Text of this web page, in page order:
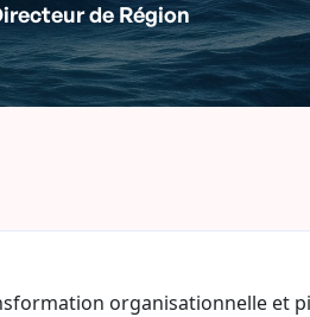
de Région
organisationnelle et